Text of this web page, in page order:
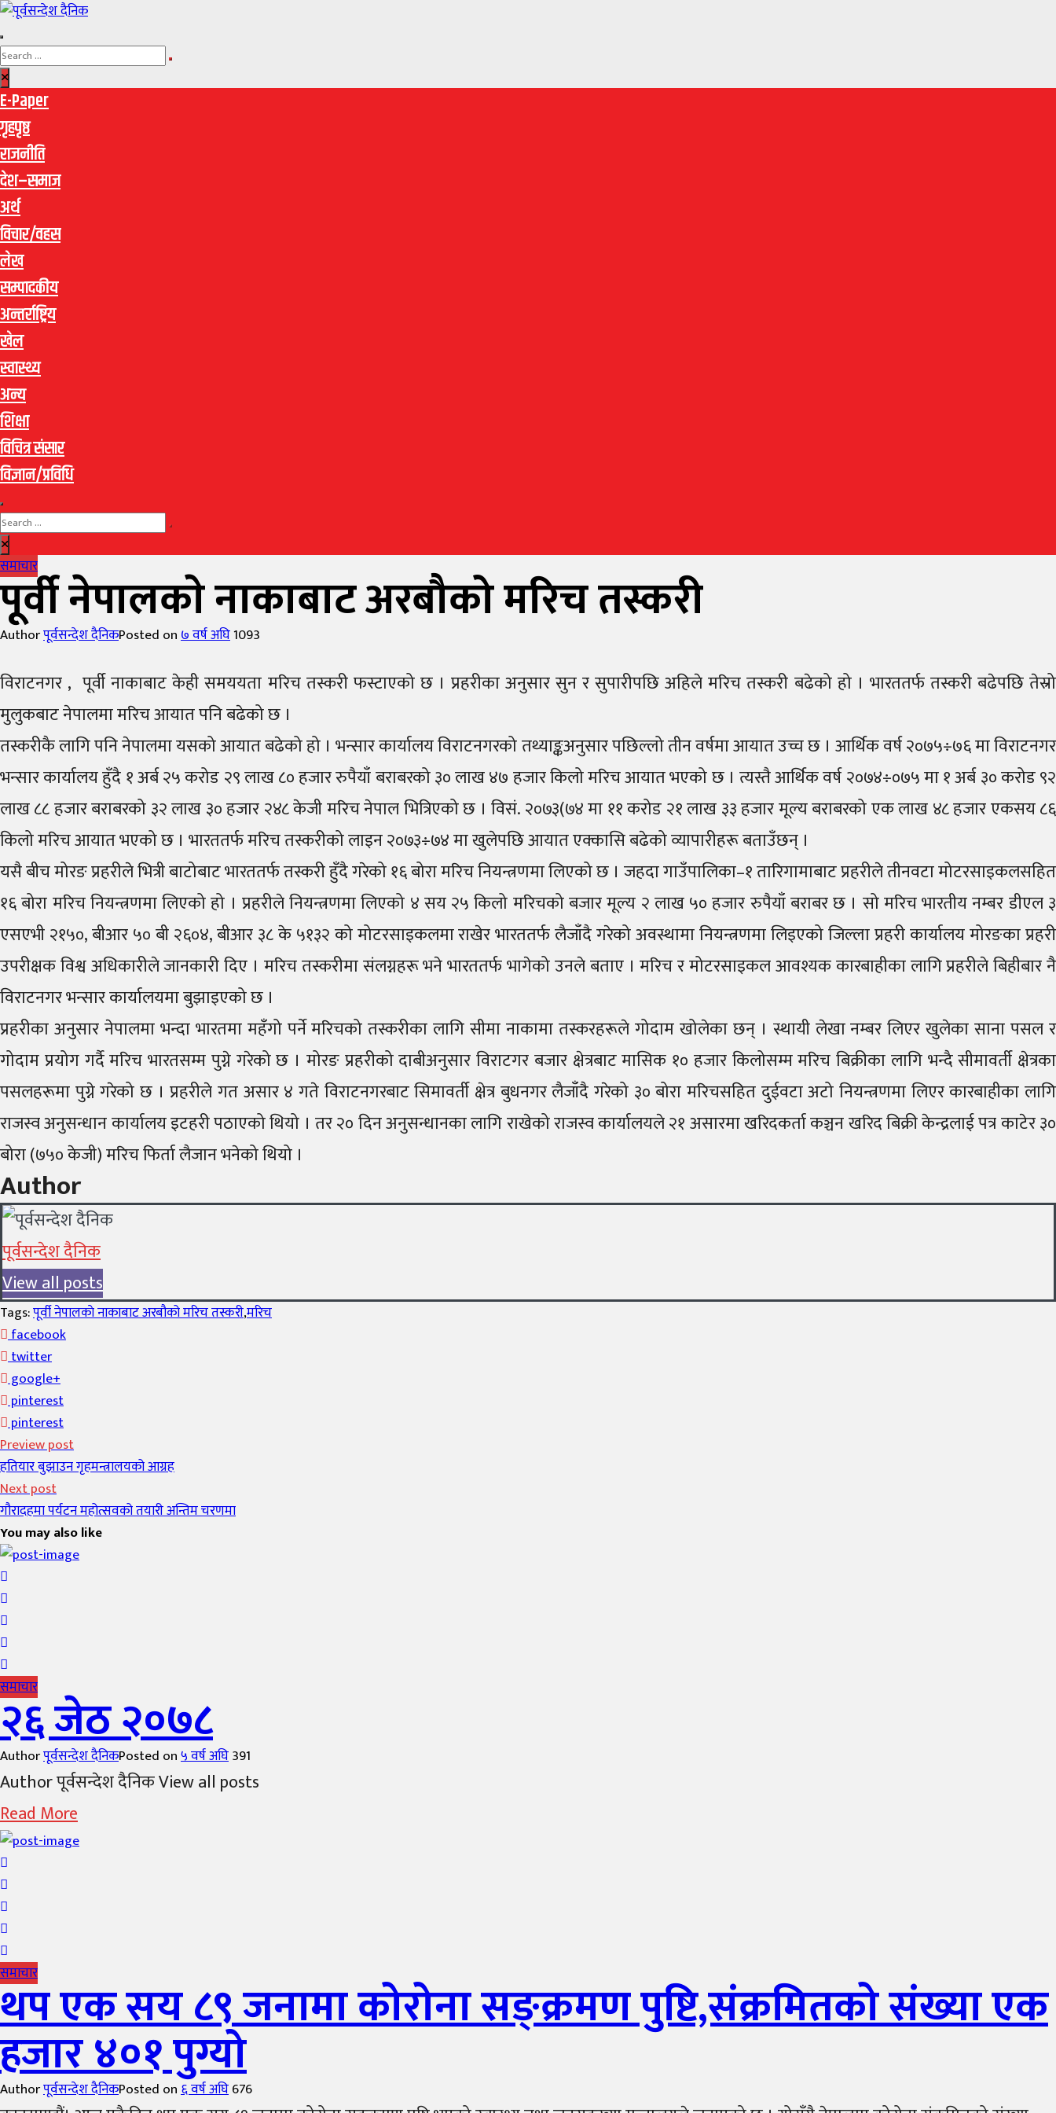
E-Paper
गृहपृष्ठ
राजनीति
देश–समाज
अर्थ
विचार/वहस
लेख
सम्पादकीय
अन्तर्राष्ट्रिय
खेल
स्वास्थ्य
अन्य
शिक्षा
विचित्र संसार
विज्ञान/प्रविधि
समाचार
पूर्वी नेपालकाे नाकाबाट अरबौको मरिच तस्करी
Authorपूर्वसन्देश दैनिकPosted on७ वर्ष अघि1093
विराटनगर , पूर्वी नाकाबाट केही समययता मरिच तस्करी फस्टाएको छ । प्रहरीका अनुसार सुन र सुपारीपछि अहिले मरिच तस्करी बढेको हो । भारततर्फ तस्करी बढेपछि तेस्रो
मुलुकबाट नेपालमा मरिच आयात पनि बढेको छ ।
तस्करीकै लागि पनि नेपालमा यसको आयात बढेको हो । भन्सार कार्यालय विराटनगरको तथ्याङ्कअनुसार पछिल्लो तीन वर्षमा आयात उच्च छ । आर्थिक वर्ष २०७५÷७६ मा विराटनगर
भन्सार कार्यालय हुँदै १ अर्ब २५ करोड २९ लाख ८० हजार रुपैयाँ बराबरको ३० लाख ४७ हजार किलो मरिच आयात भएको छ । त्यस्तै आर्थिक वर्ष २०७४÷०७५ मा १ अर्ब ३० करोड ९२
लाख ८८ हजार बराबरको ३२ लाख ३० हजार २४८ केजी मरिच नेपाल भित्रिएको छ । विसं. २०७३(७४ मा ११ करोड २१ लाख ३३ हजार मूल्य बराबरको एक लाख ४८ हजार एकसय ८६
किलो मरिच आयात भएको छ । भारततर्फ मरिच तस्करीको लाइन २०७३÷७४ मा खुलेपछि आयात एक्कासि बढेको व्यापारीहरू बताउँछन् ।
यसै बीच मोरङ प्रहरीले भित्री बाटोबाट भारततर्फ तस्करी हुँदै गरेको १६ बोरा मरिच नियन्त्रणमा लिएको छ । जहदा गाउँपालिका–१ तारिगामाबाट प्रहरीले तीनवटा मोटरसाइकलसहित
१६ बोरा मरिच नियन्त्रणमा लिएको हो । प्रहरीले नियन्त्रणमा लिएको ४ सय २५ किलो मरिचको बजार मूल्य २ लाख ५० हजार रुपैयाँ बराबर छ । सो मरिच भारतीय नम्बर डीएल ३
एसएभी २१५०, बीआर ५० बी २६०४, बीआर ३८ के ५१३२ को मोटरसाइकलमा राखेर भारततर्फ लैजाँदै गरेको अवस्थामा नियन्त्रणमा लिइएको जिल्ला प्रहरी कार्यालय मोरङका प्रहरी
उपरीक्षक विश्व अधिकारीले जानकारी दिए । मरिच तस्करीमा संलग्नहरू भने भारततर्फ भागेको उनले बताए । मरिच र मोटरसाइकल आवश्यक कारबाहीका लागि प्रहरीले बिहीबार नै
विराटनगर भन्सार कार्यालयमा बुझाइएको छ ।
प्रहरीका अनुसार नेपालमा भन्दा भारतमा महँगो पर्ने मरिचको तस्करीका लागि सीमा नाकामा तस्करहरूले गोदाम खोलेका छन् । स्थायी लेखा नम्बर लिएर खुलेका साना पसल र
गोदाम प्रयोग गर्दै मरिच भारतसम्म पुग्ने गरेको छ । मोरङ प्रहरीको दाबीअनुसार विराटगर बजार क्षेत्रबाट मासिक १० हजार किलोसम्म मरिच बिक्रीका लागि भन्दै सीमावर्ती क्षेत्रका
पसलहरूमा पुग्ने गरेको छ । प्रहरीले गत असार ४ गते विराटनगरबाट सिमावर्ती क्षेत्र बुधनगर लैजाँदै गरेको ३० बोरा मरिचसहित दुईवटा अटो नियन्त्रणमा लिएर कारबाहीका लागि
राजस्व अनुसन्धान कार्यालय इटहरी पठाएको थियो । तर २० दिन अनुसन्धानका लागि राखेको राजस्व कार्यालयले २१ असारमा खरिदकर्ता कञ्चन खरिद बिक्री केन्द्रलाई पत्र काटेर ३०
बोरा (७५० केजी) मरिच फिर्ता लैजान भनेको थियो ।
Author
पूर्वसन्देश दैनिक
View all posts
Tags:पूर्वी नेपालकाे नाकाबाट अरबौको मरिच तस्करी,मरिच
facebook
twitter
google+
pinterest
pinterest
Preview post
हतियार बुझाउन गृहमन्त्रालयको आग्रह
Next post
गौरादहमा पर्यटन महोत्सवको तयारी अन्तिम चरणमा
You may also like
समाचार
२६ जेठ २०७८
Authorपूर्वसन्देश दैनिकPosted on५ वर्ष अघि391
Author पूर्वसन्देश दैनिक View all posts
Read More
समाचार
थप एक सय ८९ जनामा कोरोना सङ्क्रमण पुष्टि,संक्रमितको संख्या एक
हजार ४०१ पुग्यो
Authorपूर्वसन्देश दैनिकPosted on६ वर्ष अघि676